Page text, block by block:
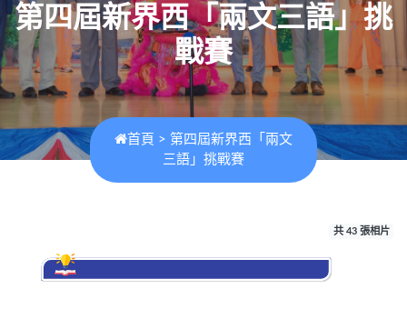
第四屆新界西「兩文三語」挑
戰賽
首頁 > 第四屆新界西「兩文
三語」挑戰賽
共 43 張相片